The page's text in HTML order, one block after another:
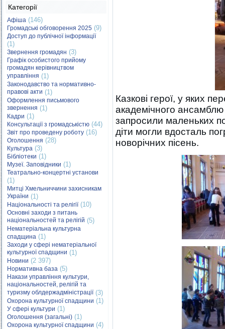
Категорії
Афіша (146)
Громадські обговорення 2025 (9)
Доступ до публічної інформації
(1)
Звернення громадян (3)
Графік особистого прийому
громадян керівництвом
управління (1)
Законодавство та нормативно-
правові акти (1)
Оформлення письмового
звернення (1)
Кадри (1)
Консультації з громадськістю (44)
Звіт про проведену роботу (16)
Оголошення (28)
Культура (3)
Бібліотеки (1)
Музеї. Заповідники (1)
Театрально-концертні установи
(1)
Митці Хмельниччини захисникам
України (1)
Національності та релігії(10)
Основні заходи з питань
національностей та релігій (5)
Нематеріальна культурна
спадщина (1)
Заходи у сфері нематеріальної
культурної спадщини (1)
Новини (2 397)
Нормативна база (5)
Накази управління культури,
національностей, релігій та
туризму облдержадміністрації(3)
Охорона культурної спадщини (1)
У сфері культури (1)
Оголошення (загальні) (1)
Охорона культурної спадщини (4)
Казкові герої, у яких
академічного ансамблю
запросили маленьких
діти могли вдосталь
новорічних пісень.